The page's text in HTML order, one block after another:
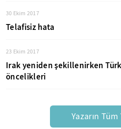
30 Ekim 2017
Telafisiz hata
23 Ekim 2017
Irak yeniden şekillenirken
öncelikleri
Yazarın Tüm